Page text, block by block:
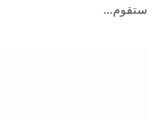
ستقوم…